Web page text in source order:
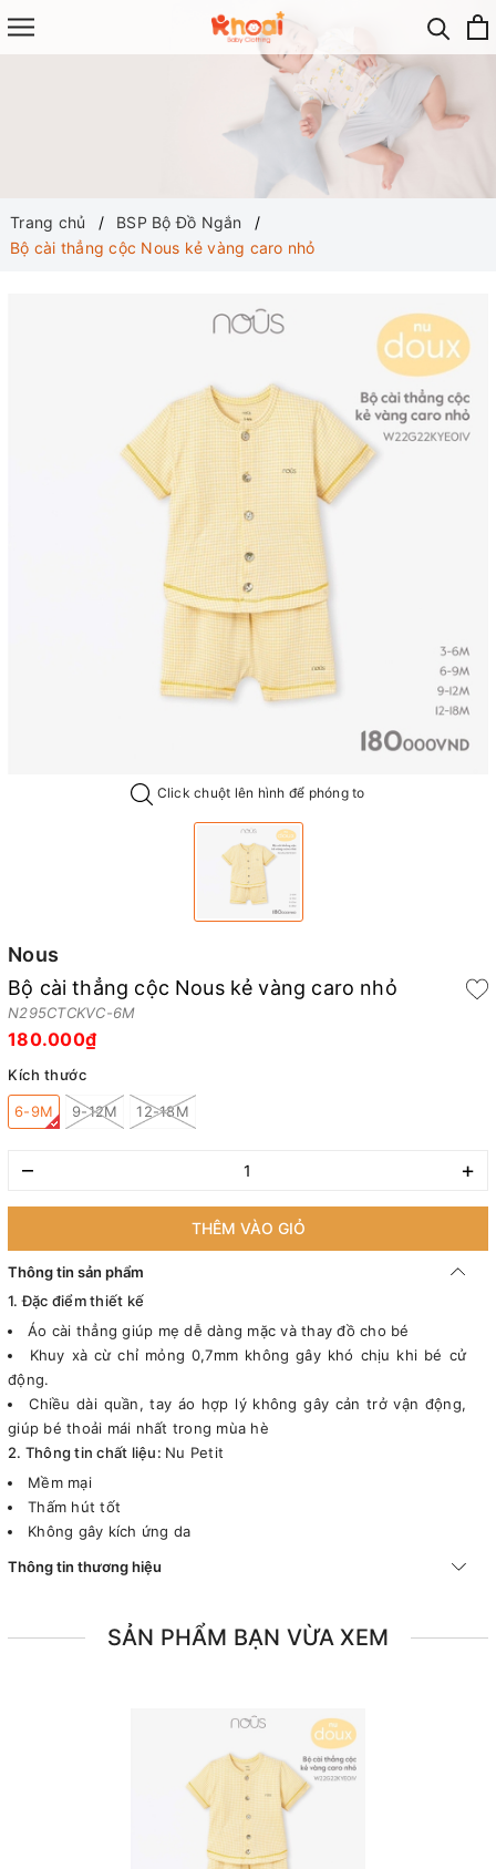
Trang chủ
BSP Bộ Đồ Ngắn
Bộ cài thẳng cộc Nous kẻ vàng caro nhỏ
Click chuột lên hình để phóng to
Nous
Bộ cài thẳng cộc Nous kẻ vàng caro nhỏ
N295CTCKVC-6M
180.000₫
Kích thước
6-9M 9-12M 12-18M
– +
THÊM VÀO GIỎ
Thông tin sản phẩm
1. Đặc điểm thiết kế
Áo cài thẳng giúp mẹ dễ dàng mặc và thay đồ cho bé
Khuy xà cừ chỉ mỏng 0,7mm không gây khó chịu khi bé cử
động.
Chiều dài quần, tay áo hợp lý không gây cản trở vận động,
giúp bé thoải mái nhất trong mùa hè
2. Thông tin chất liệu: Nu Petit
Mềm mại
Thấm hút tốt
Không gây kích ứng da
Thông tin thương hiệu
SẢN PHẨM BẠN VỪA XEM